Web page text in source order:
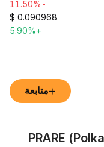
-11.50%
$ 0.090968
+5.90%
+متابعة